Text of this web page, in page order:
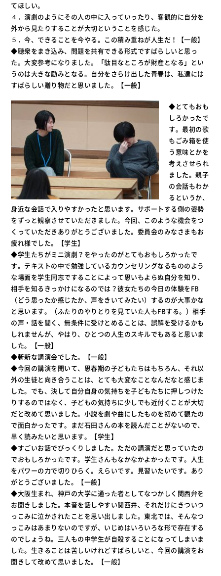
てほしい。
４．演劇のようにその人の中に入っていったり、客観的に自分を
外から見たりすることが大切ということを感じた。
５．今、できることを今やる。この積み重ねが人生だ！【一般】
◆聴衆をまき込み、問題を共有できる形式ですばらしいと思っ
た。大変参考になりました。「駄目なところが財産となる」とい
うのは大きな励みとなる。自分をさらけ出した青春は、私達には
すばらしい贈り物だと思いました。【一般】
◆とてもおも
しろかったで
す。最初の歌
もごみ箱を使
う意味とかを
考えさせられ
ました。親子
の会話もわか
るというか、
身近な会話で入りやすかったと思います。サポートする側の姿勢
をずっと観察させていただきました。今回、このような機会をつ
くっていただきありがとうございました。委員会のみなさまもお
疲れ様でした。【学生】
◆学生たちがミニ演劇？をやったのがとてもおもしろかったで
す。テキストの中で勉強しているカウンセリングなるもののよう
な場面を学生同志ですることによって思いもよらぬ自分を知り、
相手を知るきっかけになるのでは？彼女たちの今日の体験をFB
（どう思ったか感じたか、声をきいてみたい）するのが大事かな
と思います。（ふたりのやりとりを見ていた人もFBする。）相手
の声・話を聞く、無条件に受けとめることは、誤解を受けるかも
しれませんが、やはり、ひとつの人生のスキルでもあると思いま
した。【一般】
◆斬新な講演会でした。【一般】
◆今回の講演を聞いて、思春期の子どもたちはもちろん、それ以
外の生徒と向き合うことは、とても大変なことなんだなと感じま
した。でも、決して自分自身の気持ちを子どもたちに押しつけた
りするのではなく、子どもの気持ちに少しでも近付くことが大切
だと改めて思いました。小説を劇や曲にしたものを初めて観たの
で面白かったです。まだ石田さんの本を読んだことがないので、
早く読みたいと思います。【学生】
◆すごいお話でびっくりしました。ただの講演だと思っていたの
でおもしろかったです。学生さんもなかなかよかったです。人生
をパワーの力で切りひらく。えらいです。見習いたいです。あり
がとうございました。【一般】
◆大阪生まれ、神戸の大学に通った者としてなつかしく関西弁を
お聞きしました。本音を話しやすい関西弁、それだけにきついつ
っこみに泣かされたことを思い出しました。東北では、そんなつ
っこみはあまりないのですが、いじめはいろいろな形で存在する
のでしょうね。三人もの中学生が自殺することになってしまいま
した。生きることは苦しいけれどすばらしいと、今回の講演をお
聞きして改めて思いました。【一般】